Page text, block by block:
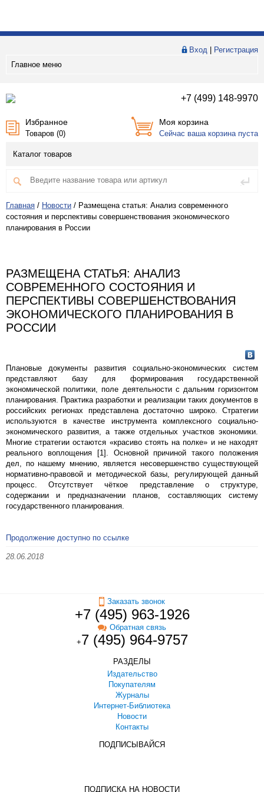
Вход
Регистрация
Главное меню
+7 (499) 148-9970
Избранное
Товаров (0)
Моя корзина
Сейчас ваша корзина пуста
Каталог товаров
Главная / Новости / Размещена статья: Анализ современного
состояния и перспективы совершенствования экономического
планирования в России
РАЗМЕЩЕНА СТАТЬЯ: АНАЛИЗ
СОВРЕМЕННОГО СОСТОЯНИЯ И
ПЕРСПЕКТИВЫ СОВЕРШЕНСТВОВАНИЯ
ЭКОНОМИЧЕСКОГО ПЛАНИРОВАНИЯ В
РОССИИ
Плановые документы развития социально-экономических систем
представляют базу для формирования государственной
экономической политики, поле деятельности с дальним горизонтом
планирования. Практика разработки и реализации таких документов в
российских регионах представлена достаточно широко. Стратегии
используются в качестве инструмента комплексного социально-
экономического развития, а также отдельных участков экономики.
Многие стратегии остаются «красиво стоять на полке» и не находят
реального воплощения [1]. Основной причиной такого положения
дел, по нашему мнению, является несовершенство существующей
нормативно-правовой и методической базы, регулирующей данный
процесс. Отсутствует чёткое представление о структуре,
содержании и предназначении планов, составляющих систему
государственного планирования.
Продолжение доступно по ссылке
28.06.2018
Заказать звонок
+7 (495) 963-1926
Обратная связь
+7 (495) 964-9757
РАЗДЕЛЫ
Издательство
Покупателям
Журналы
Интернет-Библиотека
Новости
Контакты
ПОДПИСЫВАЙСЯ
ПОДПИСКА НА НОВОСТИ